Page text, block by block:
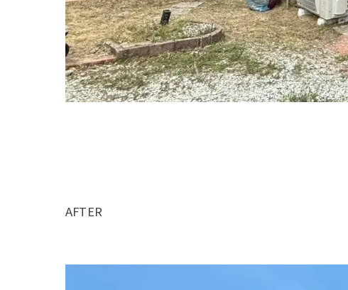
AFTER